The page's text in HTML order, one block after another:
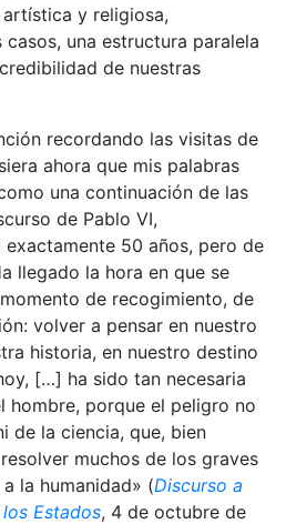
y religiosa,
una estructura paralela
de nuestras
recordando las visitas de
ahora que mis palabras
una continuación de las
de Pablo VI,
50 años, pero de
llegado la hora en que se
de recogimiento, de
volver a pensar en nuestro
historia, en nuestro destino
[…] ha sido tan necesaria
hombre, porque el peligro no
de la ciencia, que, bien
muchos de los graves
la humanidad» (Discurso a
Estados, 4 de octubre de